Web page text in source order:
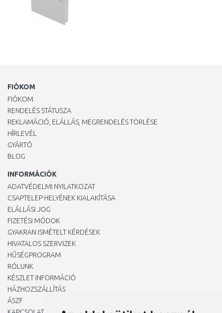
FIÓKOM
FIÓKOM
RENDELÉS STÁTUSZA
REKLAMÁCIÓ, ELÁLLÁS, MEGRENDELÉS TÖRLÉSE
HÍRLEVÉL
GYÁRTÓ
BLOG
INFORMÁCIÓK
ADATVÉDELMI NYILATKOZAT
CSAPTELEP HELYÉNEK KIALAKÍTÁSA
ELÁLLÁSI JOG
FIZETÉSI MÓDOK
GYAKRAN ISMÉTELT KÉRDÉSEK
HIVATALOS SZERVIZEK
HŰSÉGPROGRAM
RÓLUNK
KÉSZLET INFORMÁCIÓ
HÁZHOZSZÁLLÍTÁS
ÁSZF